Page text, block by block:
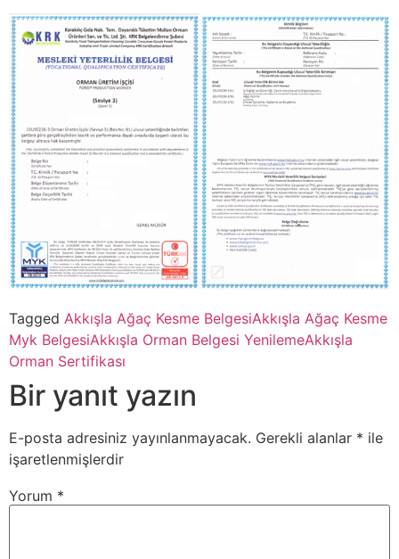
Tagged Akkışla Ağaç Kesme BelgesiAkkışla Ağaç Kesme
Myk BelgesiAkkışla Orman Belgesi YenilemeAkkışla
Orman Sertifikası
Bir yanıt yazın
E-posta adresiniz yayınlanmayacak. Gerekli alanlar * ile
işaretlenmişlerdir
Yorum *